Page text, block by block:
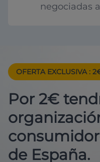
negociadas
OFERTA EXCLUSIVA :
Por 2€
de España.